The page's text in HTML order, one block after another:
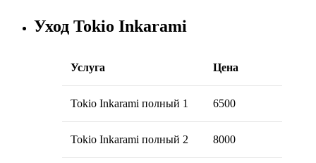
Уход Tokio Inkarami
Услуга Цена
Tokio Inkarami полный 1 6500
Tokio Inkarami полный 2 8000